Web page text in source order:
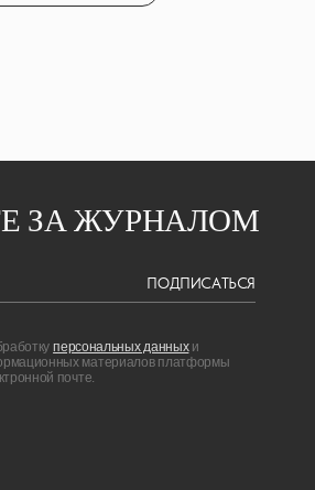
ЗА ЖУРНАЛОМ
ПОДПИСАТЬСЯ
персональных данных и
материалов платформы
почте.